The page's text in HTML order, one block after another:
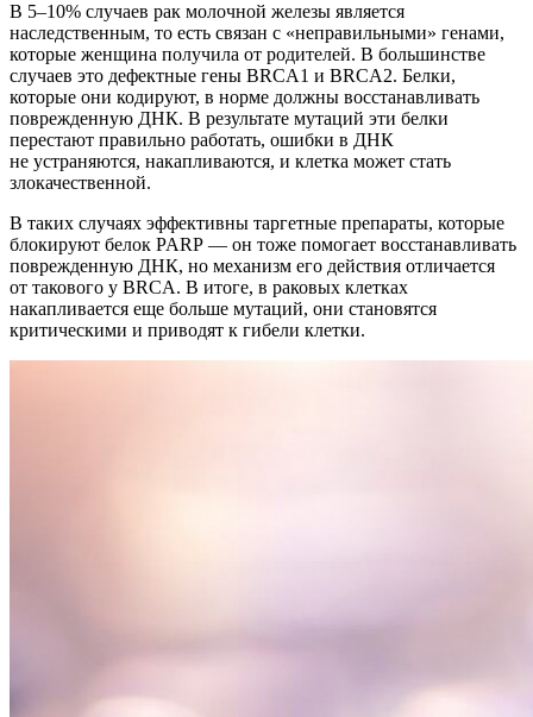
В 5–10% случаев рак молочной железы является
наследственным, то есть связан с «неправильными» генами,
которые женщина получила от родителей. В большинстве
случаев это дефектные гены BRCA1 и BRCA2. Белки,
которые они кодируют, в норме должны восстанавливать
поврежденную ДНК. В результате мутаций эти белки
перестают правильно работать, ошибки в ДНК
не устраняются, накапливаются, и клетка может стать
злокачественной.
В таких случаях эффективны таргетные препараты, которые
блокируют белок PARP — он тоже помогает восстанавливать
поврежденную ДНК, но механизм его действия отличается
от такового у BRCA. В итоге, в раковых клетках
накапливается еще больше мутаций, они становятся
критическими и приводят к гибели клетки.